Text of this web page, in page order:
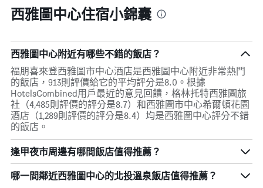
西雅圖中心住宿小錦囊
西雅圖中心附近有哪些不錯的飯店？
福朋喜來登西雅圖市中心酒店是西雅圖中心附近非常熱門
的飯店，913則評價給它的平均評分是8.0。根據
HotelsCombined用戶最近的意見回饋，格林托特西雅圖旅
社（4,485則評價的評分是8.7）和西雅圖市中心希爾頓花園
酒店（1,289則評價的評分是8.4）均是西雅圖中心評分不錯
的飯店。
逢甲夜市周邊有哪間飯店值得推薦？
哪一間鄰近西雅圖中心的北投溫泉飯店值得推薦？